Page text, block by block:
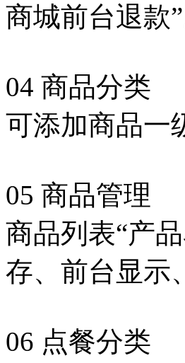
商城前台退款”
04 商品分类
可添加商品一
05 商品管理
商品列表“产
存、前台显示
06 点餐分类